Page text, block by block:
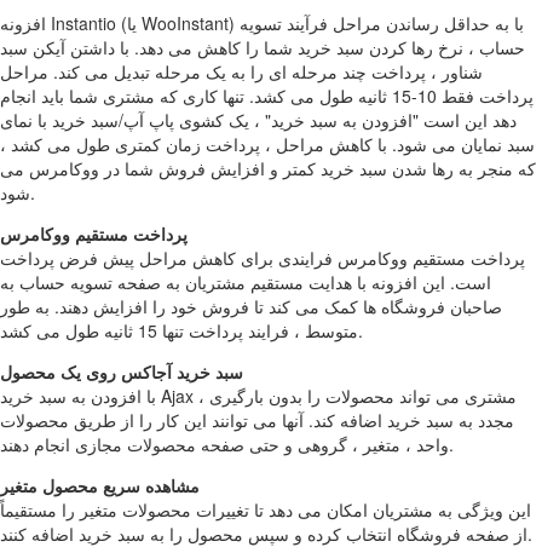
افزونه Instantio (یا WooInstant) با به حداقل رساندن مراحل فرآیند تسویه
حساب ، نرخ رها کردن سبد خرید شما را کاهش می دهد. با داشتن آیکن سبد
شناور ، پرداخت چند مرحله ای را به یک مرحله تبدیل می کند. مراحل
پرداخت فقط 10-15 ثانیه طول می کشد. تنها کاری که مشتری شما باید انجام
دهد این است "افزودن به سبد خرید" ، یک کشوی پاپ آپ/سبد خرید با نمای
سبد نمایان می شود. با کاهش مراحل ، پرداخت زمان کمتری طول می کشد ،
که منجر به رها شدن سبد خرید کمتر و افزایش فروش شما در ووکامرس می
شود.
پرداخت مستقیم ووکامرس
پرداخت مستقیم ووکامرس فرایندی برای کاهش مراحل پیش فرض پرداخت
است. این افزونه با هدایت مستقیم مشتریان به صفحه تسویه حساب به
صاحبان فروشگاه ها کمک می کند تا فروش خود را افزایش دهند. به طور
متوسط ، فرایند پرداخت تنها 15 ثانیه طول می کشد.
سبد خرید آجاکس روی یک محصول
با افزودن به سبد خرید Ajax ، مشتری می تواند محصولات را بدون بارگیری
مجدد به سبد خرید اضافه کند. آنها می توانند این کار را از طریق محصولات
واحد ، متغیر ، گروهی و حتی صفحه محصولات مجازی انجام دهند.
مشاهده سریع محصول متغیر
این ویژگی به مشتریان امکان می دهد تا تغییرات محصولات متغیر را مستقیماً
از صفحه فروشگاه انتخاب کرده و سپس محصول را به سبد خرید اضافه کنند.